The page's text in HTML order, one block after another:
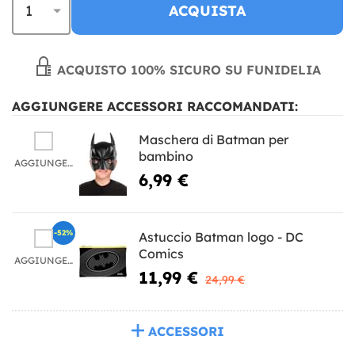
ACQUISTA
ACQUISTO 100% SICURO SU FUNIDELIA
AGGIUNGERE ACCESSORI RACCOMANDATI:
AGGIUNGERE
Maschera di Batman per
bambino
6,99 €
AGGIUNGERE
Astuccio Batman logo - DC
Comics
11,99 € 24,99 €
-52%
ACCESSORI